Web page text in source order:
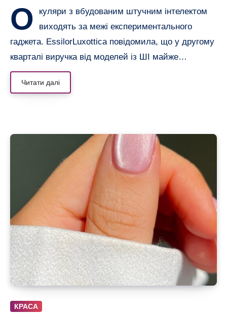
О
куляри з вбудованим штучним інтелектом
виходять за межі експериментального
гаджета. EssilorLuxottica повідомила, що у другому
кварталі виручка від моделей із ШІ майже…
Читати далі
КРАСА